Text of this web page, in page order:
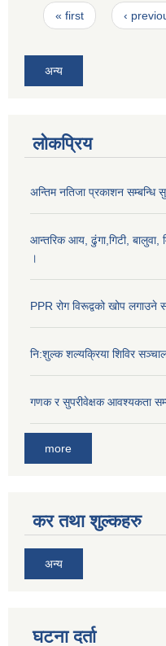
Pages
« first ‹
अन्य
लोकप्रिय
अन्तिम नतिजा प्रकाशन सम्बन्धि
आन्तरिक आय, ढुंगा,गिटी, बालुवा,
।
PPR रोग विरूद्वको खोप लगाउने
नि:शुल्क शल्यक्रिया शिविर
गणक र सुपरीवेक्षक आवश्यकता
more
कर तथा शुल्कहरु
अन्य
घटना दर्ता